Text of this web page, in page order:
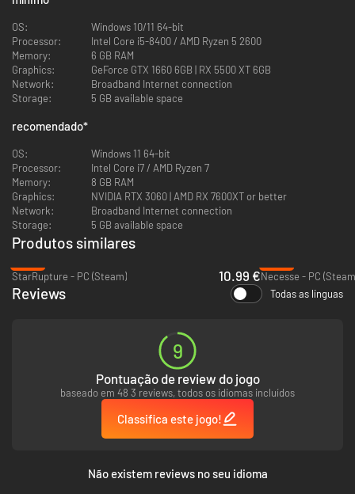
Esses edifícios foram criados pela nossa incrível comunidade na demo!
Gere eletricidade usando energia solar e eólica. As condições climáticas
afetam a produção, por isso é importante se planejar. Armazene a
energia em baterias e use energia sem fio para manter sua base
funcionando perfeitamente.
Multijogador
Jogue sozinho ou com amigos. Cada jogador tem seu próprio inventário.
Vocês podem construir juntos ou criar seus próprios cantinhos no céu.
OS:
Windows 10/11 64-bit
Processor:
Intel Core i5-8400 / AMD Ryzen 5 2600
Memory:
6 GB RAM
Graphics:
GeForce GTX 1660 6GB | RX 5500 XT 6GB
Network:
Broadband Internet connection
Storage:
5 GB available space
recomendado*
OS:
Windows 11 64-bit
Processor:
Intel Core i7 / AMD Ryzen 7
Memory:
8 GB RAM
Graphics:
NVIDIA RTX 3060 | AMD RX 7600XT or better
Network:
Broadband Internet connection
Storage:
5 GB available space
Produtos similares
StarRupture - PC (Steam)
10.99 €Necesse - PC
Reviews Todas as línguas
9
Pontuação de review do jogo
baseado em 48 3 reviews, todos os idiomas incluídos
Classifica este jogo!
Não existem reviews no seu idioma